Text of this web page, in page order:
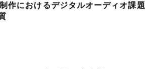
制作におけるデジタルオーディオ課題